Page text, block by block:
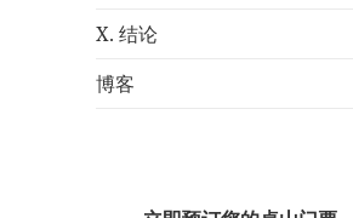
X. 结论
博客